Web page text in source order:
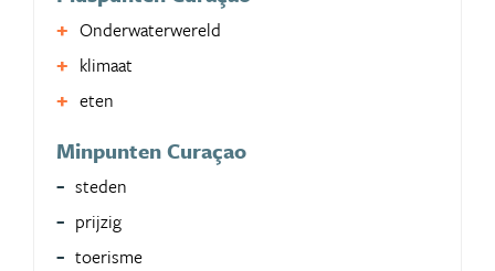
Onderwaterwereld
klimaat
eten
Minpunten Curaçao
steden
prijzig
toerisme